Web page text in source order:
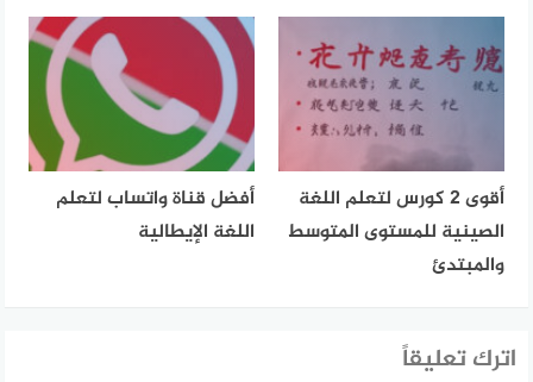
أقوى 2 كورس لتعلم اللغة
الصينية للمستوى المتوسط
والمبتدئ
أفضل قناة واتساب لتعلم
اللغة الإيطالية
اترك تعليقاً